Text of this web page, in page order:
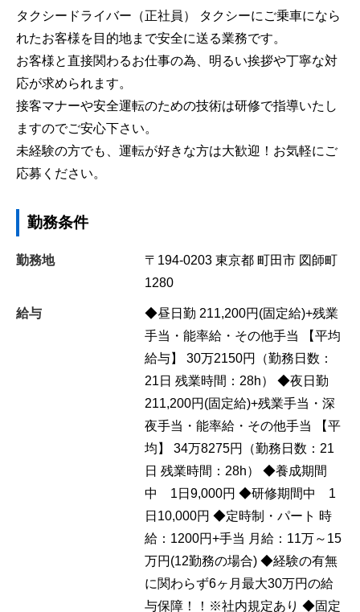
タクシードライバー（正社員） タクシーにご乗車になら
れたお客様を目的地まで安全に送る業務です。
お客様と直接関わるお仕事の為、明るい挨拶や丁寧な対
応が求められます。
接客マナーや安全運転のための技術は研修で指導いたし
ますのでご安心下さい。
未経験の方でも、運転が好きな方は大歓迎！お気軽にご
応募ください。
勤務条件
勤務地 〒194-0203 東京都 町田市 図師町
1280
給与
◆昼日勤 211,200円(固定給)+残業
手当・能率給・その他手当 【平均
給与】 30万2150円（勤務日数：
21日 残業時間：28h） ◆夜日勤
211,200円(固定給)+残業手当・深
夜手当・能率給・その他手当 【平
均】 34万8275円（勤務日数：21
日 残業時間：28h） ◆養成期間
中 1日9,000円 ◆研修期間中 1
日10,000円 ◆定時制・パート 時
給：1200円+手当 月給：11万～15
万円(12勤務の場合) ◆経験の有無
に関わらず6ヶ月最大30万円の給
与保障！！※社内規定あり ◆固定